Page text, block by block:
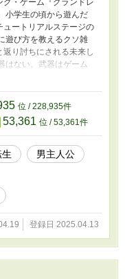
グ・ゲーム『グランドレ
小学生の頃から遊んだ
ュートリアルステージの
遊び方を教えるクソ雑
り討ちにされる未来し
はない。武器はゲーム
る為、ユーバン王国第
に抗う。
位 / 228,935件
53,361 位 / 53,361件
男主人公
登録日 2025.04.13